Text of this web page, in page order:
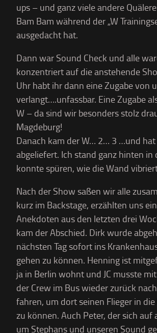
ups – und ganz viele andere
Bam Bam während der „W
ausgedacht hat.
Dann war Sound Check und alle
konzentriert auf die anstehende
Uhr habt ihr dann eine Zugabe von
verlangt….unfassbar. Eine Zugabe
W – da sind wir besonders stolz
Magdeburg!
Danach kam der W… 2… 3 …und
abgeliefert. Ich stand ganz hinten in
konnte spüren, wie die Wand
Nach der Show saßen wir alle
kurz im Backstage, erzählten uns
Anekdoten aus den letzten drei
kam der Abschied. Dirk wurde
nächsten Tag sofort ins
gehen zu können. Henning ist
ja in Berlin wohnt und JC musste
der Crew im Bus wieder zurück
fahren, um dort seinen Flieger in
zu können. Auch Peter, der sich auf
um Stephans und unseren Sound